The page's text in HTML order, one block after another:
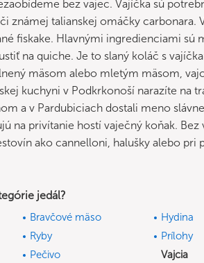
bez vajec. Vajíčka sú
známej talianskej omáčky carbonara.
fiskake. Hlavnými ingredienciami sú
na quiche. Je to slaný koláč s
mäsom alebo mletým mäsom,
kuchyni v Podkrkonoší narazíte na
a v Pardubiciach dostali meno
na privítanie hostí vaječný koňak.
ako cannelloni, halušky alebo pri
jedál?
Bravčové mäso Hydina
Ryby Prílohy
Pečivo Vajcia